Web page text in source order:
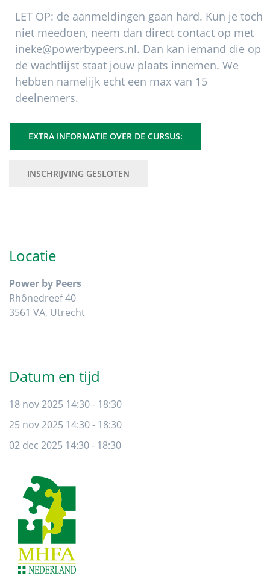
LET OP: de aanmeldingen gaan hard. Kun je toch
niet meedoen, neem dan direct contact op met
ineke@powerbypeers.nl. Dan kan iemand die op
de wachtlijst staat jouw plaats innemen. We
hebben namelijk echt een max van 15
deelnemers.
EXTRA INFORMATIE OVER DE CURSUS:
INSCHRIJVING GESLOTEN
Locatie
Power by Peers
Rhônedreef 40
3561 VA, Utrecht
Datum en tijd
18 nov 2025 14:30 - 18:30
25 nov 2025 14:30 - 18:30
02 dec 2025 14:30 - 18:30
Footer